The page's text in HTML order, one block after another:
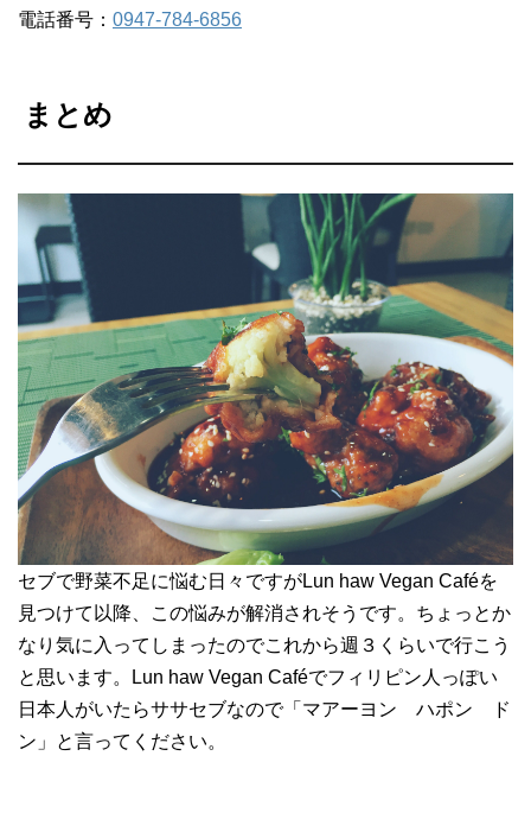
電話番号： 0947-784-6856
まとめ
セブで野菜不足に悩む日々ですがLun haw Vegan Caféを
見つけて以降、この悩みが解消されそうです。ちょっとか
なり気に入ってしまったのでこれから週３くらいで行こう
と思います。Lun haw Vegan Caféでフィリピン人っぽい
日本人がいたらササセブなので「マアーヨン ハポン ド
ン」と言ってください。